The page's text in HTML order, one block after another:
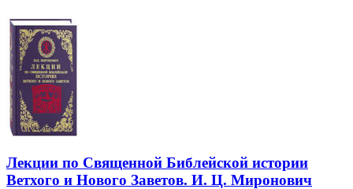
Лекции по Священной Библейской истории
Ветхого и Нового Заветов. И. Ц. Миронович